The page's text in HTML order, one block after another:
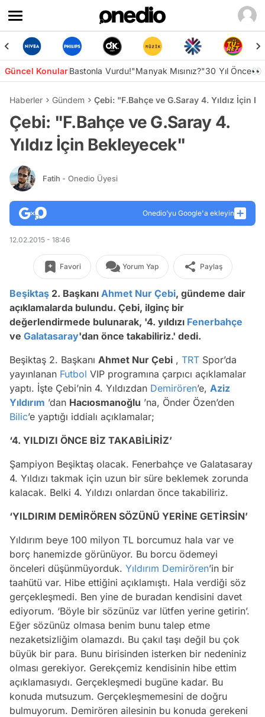
Güncel KonularBastonla Vurdu!"Manyak Mısınız?"30 Yıl Önce👀
Haberler Gündem Çebi: "F.Bahçe ve G.Saray 4. Yıldız İçin
Çebi: "F.Bahçe ve G.Saray 4.
Yıldız İçin Bekleyecek"
Fatih - Onedio Üyesi
Onedio’yu Google'a ekleyin
12.02.2015 - 18:46
Favori Yorum Yap Paylaş
Beşiktaş 2. Başkanı Ahmet Nur Çebi, gündeme dair
açıklamalarda bulundu. Çebi, ilginç bir
değerlendirmede bulunarak, '4. yıldızı Fenerbahçe
ve Galatasaray'dan önce takabiliriz.' dedi.
Beşiktaş 2. Başkanı Ahmet Nur Çebi , TRT Spor’da
yayınlanan Futbol VIP programına çarpıcı açıklamalar
yaptı. İşte Çebi’nin 4. Yıldızdan Demirören’e, Aziz
Yıldırım ’dan Hacıosmanoğlu ’na, Önder Özen’den
Bilic’e yaptığı iddialı açıklamalar;
‘4. YILDIZI ÖNCE BİZ TAKABİLİRİZ’
Şampiyon Beşiktaş olacak. Fenerbahçe ve Galatasaray
4. Yıldızı takmak için uzun bir süre beklemek zorunda
kalacak. Belki 4. Yıldızı onlardan önce takabiliriz.
‘YILDIRIM DEMİRÖREN SÖZÜNÜ YERİNE GETİRSİN’
Yıldırım beye 100 milyon TL borcumuz hala var ve
borç hanemizde görünüyor. Bu borcu ödemeyi
önceleri düşünmüyorduk. Yıldırım Demirören’in bir
taahütü var. Hibe ettiğini açıklamıştı. Hala verdiği söz
gerçekleşmedi. Ben yine de buradan kendisini davet
ediyorum. ‘Böyle bir sözünüz var lütfen yerine getirin’.
Eğer sözünüz olmasa benim bunu talep etme
nezaketsizliğim olamazdı. Bu çakıl taşı değil bu çok
büyük bir para. Bunu birisinden isterken bir nedeniniz
olması gerekiyor. Gerekçemiz kendisinin hibe ettim
açıklamasıydı. Gerçekleşmedi bugüne kadar. Bu
konuda mutsuzum. Gerçekleşmemesini de doğru
bulmuyorum. Demirören ailesinin bu konuda gerekeni